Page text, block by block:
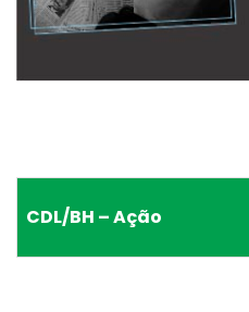
CDL/BH – Ação